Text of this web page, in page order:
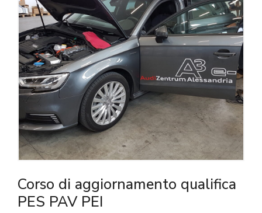
Corso di aggiornamento qualifica
PES PAV PEI